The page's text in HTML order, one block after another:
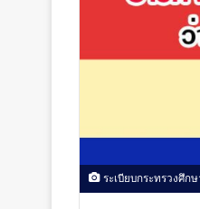
ระเบียบกระทรวงศึ